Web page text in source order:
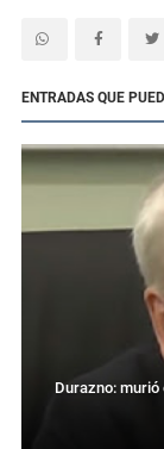
ENTRADAS QUE
Durazno: